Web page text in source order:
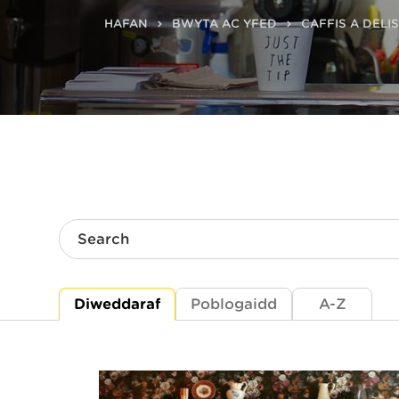
HAFAN BWYTA AC YFED CAFFIS A DELIS
Search
Diweddaraf Poblogaidd A-Z